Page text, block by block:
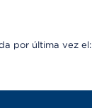
por última vez